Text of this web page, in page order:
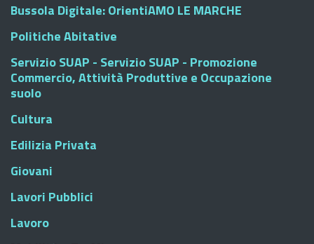
Bussola Digitale: OrientiAMO LE MARCHE
Politiche Abitative
Servizio SUAP - Servizio SUAP - Promozione
Commercio, Attività Produttive e Occupazione
suolo
Cultura
Edilizia Privata
Giovani
Lavori Pubblici
Lavoro